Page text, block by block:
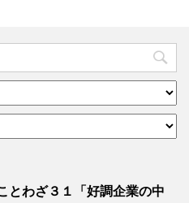
とわざ３１「好調企業の中